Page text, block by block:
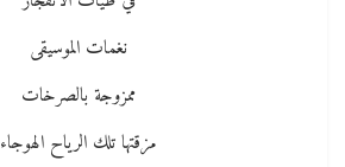
نغمات الموسيقى
ممزوجة بالصرخات
مزقتها تلك الرياح الهوجاء